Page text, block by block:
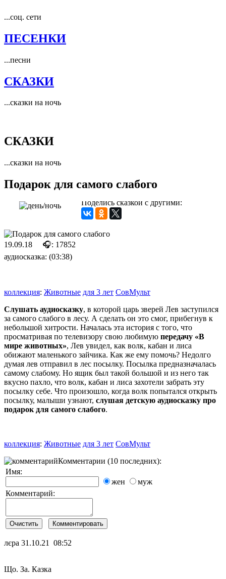
...соц. сети
ПЕСЕНКИ
...песни
СКАЗКИ
...сказки на ночь
СКАЗКИ
...сказки на ночь
Подарок для самого слабого
Поделись сказкой с другими:
19.09.18
🎧: 17852
аудиосказка: (03:38)
коллекция: Животные для 3 лет СовМульт
Слушать аудиосказку, в которой царь зверей Лев заступился
за самого слабого в лесу. А сделать он это смог, прибегнув к
небольшой хитрости. Началась эта история с того, что
просматривая по телевизору свою любимую передачу «В
мире животных», Лев увидел, как волк, кабан и лиса
обижают маленького зайчика. Как же ему помочь? Недолго
думая лев отправил в лес посылку. Посылка предназначалась
самому слабому. Но ящик был такой большой и из него так
вкусно пахло, что волк, кабан и лиса захотели забрать эту
посылку себе. Что произошло, когда волк попытался открыть
посылку, малыши узнают, слушая детскую аудиосказку про
подарок для самого слабого.
коллекция: Животные для 3 лет СовМульт
Комментарии (10 последних):
Имя:
жен
муж
Комментарий:
лєра 31.10.21 08:52
Що. За. Казка